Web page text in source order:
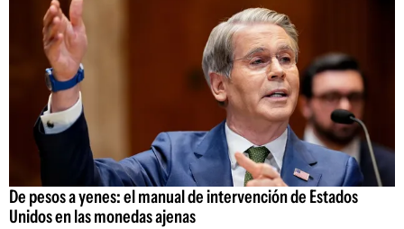
De pesos a yenes: el manual de intervención de Estados
Unidos en las monedas ajenas